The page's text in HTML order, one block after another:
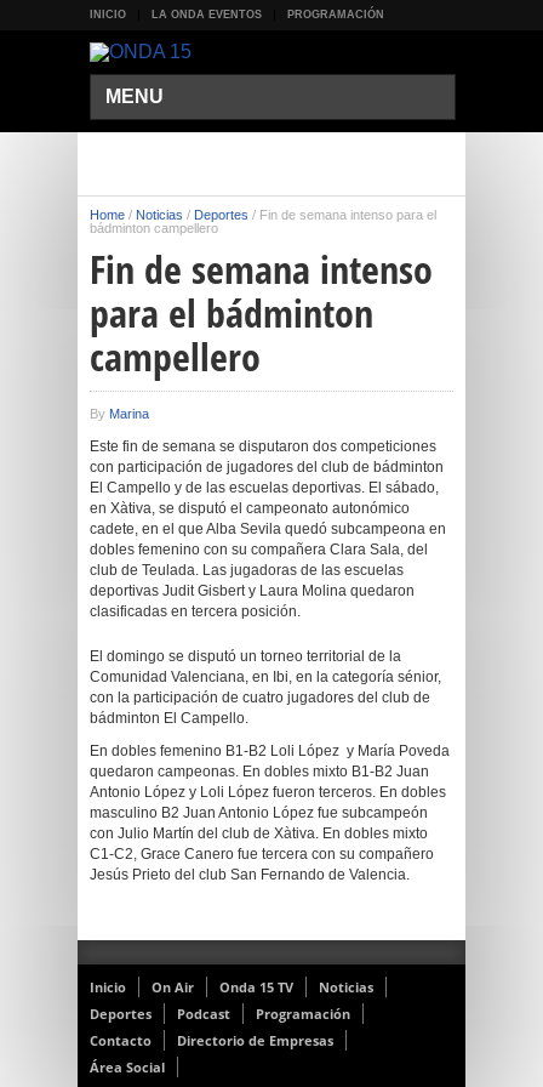
INICIO LA ONDA EVENTOS PROGRAMACIÓN
MENU
Home / Noticias / Deportes / Fin de semana intenso para el
bádminton campellero
Fin de semana intenso
para el bádminton
campellero
By Marina
Este fin de semana se disputaron dos competiciones
con participación de jugadores del club de bádminton
El Campello y de las escuelas deportivas. El sábado,
en Xàtiva, se disputó el campeonato autonómico
cadete, en el que Alba Sevila quedó subcampeona en
dobles femenino con su compañera Clara Sala, del
club de Teulada. Las jugadoras de las escuelas
deportivas Judit Gisbert y Laura Molina quedaron
clasificadas en tercera posición.
El domingo se disputó un torneo territorial de la
Comunidad Valenciana, en Ibi, en la categoría sénior,
con la participación de cuatro jugadores del club de
bádminton El Campello.
En dobles femenino B1-B2 Loli López y María Poveda
quedaron campeonas. En dobles mixto B1-B2 Juan
Antonio López y Loli López fueron terceros. En dobles
masculino B2 Juan Antonio López fue subcampeón
con Julio Martín del club de Xàtiva. En dobles mixto
C1-C2, Grace Canero fue tercera con su compañero
Jesús Prieto del club San Fernando de Valencia.
Inicio On Air Onda 15 TV
Noticias
Deportes
Podcast
Programación
Contacto
Directorio de Empresas
Área Social